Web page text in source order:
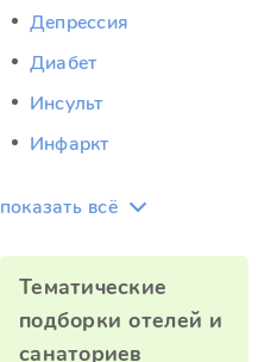
Депрессия
Диабет
Инсульт
Инфаркт
показать всё
Тематические
подборки отелей и
санаториев